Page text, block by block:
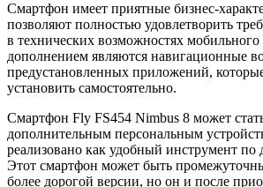
Смартфон имеет приятные бизнес-
позволяют полностью удовлетворить
в технических возможностях
дополнением являются навигационные
предустановленных приложений,
установить самостоятельно.
Смартфон Fly FS454 Nimbus 8 может
дополнительным персональным
реализовано как удобный инструмент по
Этот смартфон может быть
более дорогой версии, но он и после